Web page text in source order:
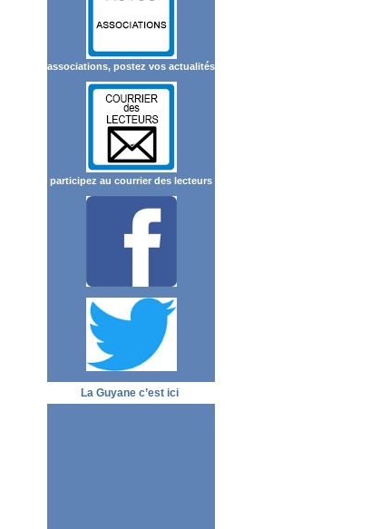
associations, postez vos actualités
participez au courrier des lecteurs
La Guyane c’est ici